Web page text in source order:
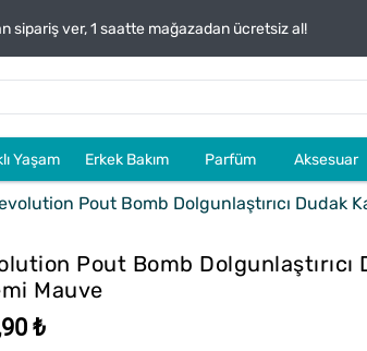
sipariş ver, 1 saatte mağazadan ücretsiz al!
Yaşam Erkek Bakım Parfüm Aksesuar
Pout Bomb Dolgunlaştırıcı Dudak
Pout Bomb Dolgunlaştırıcı
Mauve
₺